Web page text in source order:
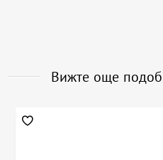
Вижте още